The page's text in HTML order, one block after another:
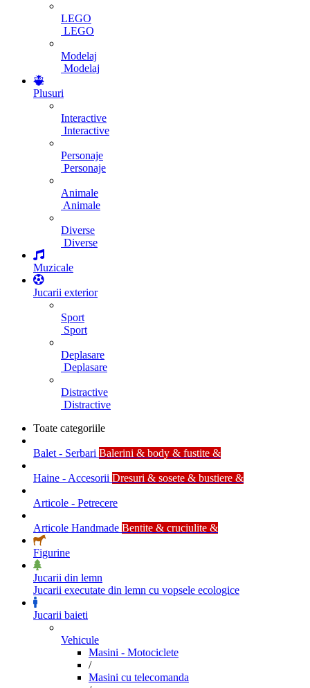
LEGO
LEGO
Modelaj
Modelaj
Plusuri
Interactive
Interactive
Personaje
Personaje
Animale
Animale
Diverse
Diverse
Muzicale
Jucarii exterior
Sport
Sport
Deplasare
Deplasare
Distractive
Distractive
Toate categoriile
Balet - Serbari Balerini & body & fustite &
Haine - Accesorii Dresuri & sosete & bustiere &
Articole - Petrecere
Articole Handmade Bentite & cruciulite &
Figurine
Jucarii din lemn
Jucarii executate din lemn cu vopsele ecologice
Jucarii baieti
Vehicule
Masini - Motociclete
/
Masini cu telecomanda